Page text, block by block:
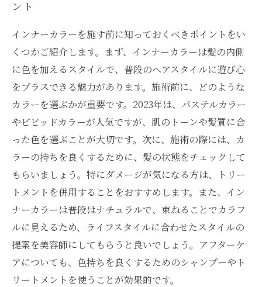
ント
インナーカラーを施す前に知っておくべきポイントをい
くつかご紹介します。まず、インナーカラーは髪の内側
に色を加えるスタイルで、普段のヘアスタイルに遊び心
をプラスできる魅力があります。施術前に、どのような
カラーを選ぶかが重要です。2023年は、パステルカラー
やビビッドカラーが人気ですが、肌のトーンや髪質に合
った色を選ぶことが大切です。次に、施術の際には、カ
ラーの持ちを良くするために、髪の状態をチェックして
もらいましょう。特にダメージが気になる方は、トリー
トメントを併用することをおすすめします。また、イン
ナーカラーは普段はナチュラルで、束ねることでカラフ
ルに見えるため、ライフスタイルに合わせたスタイルの
提案を美容師にしてもらうと良いでしょう。アフターケ
アについても、色持ちを良くするためのシャンプーやト
リートメントを使うことが効果的です。